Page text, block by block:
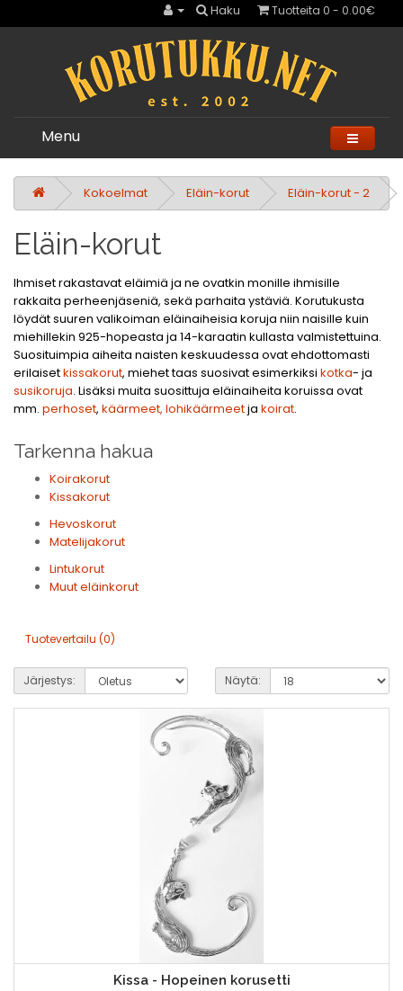
Haku Tuotteita 0 - 0.00€
Menu
Kokoelmat Eläin-korut Eläin-korut - 2
Eläin-korut
Ihmiset rakastavat eläimiä ja ne ovatkin monille ihmisille
rakkaita perheenjäseniä, sekä parhaita ystäviä. Korutukusta
löydät suuren valikoiman eläinaiheisia koruja niin naisille kuin
miehillekin 925-hopeasta ja 14-karaatin kullasta valmistettuina.
Suosituimpia aiheita naisten keskuudessa ovat ehdottomasti
erilaisetkissakorut, miehet taas suosivat esimerkiksi kotka- ja
susikoruja. Lisäksi muita suosittuja eläinaiheita koruissa ovat
mm. perhoset, käärmeet, lohikäärmeetja koirat.
Tarkenna hakua
Koirakorut
Kissakorut
Hevoskorut
Matelijakorut
Lintukorut
Muut eläinkorut
Tuotevertailu (0)
Järjestys: Näytä:
Kissa - Hopeinen korusetti